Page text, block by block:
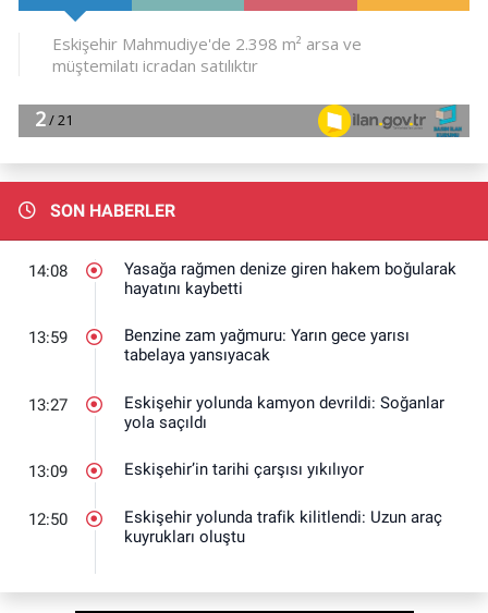
SON HABERLER
14:08
Yasağa rağmen denize giren hakem boğularak
hayatını kaybetti
13:59
Benzine zam yağmuru: Yarın gece yarısı
tabelaya yansıyacak
13:27
Eskişehir yolunda kamyon devrildi: Soğanlar
yola saçıldı
13:09 Eskişehir’in tarihi çarşısı yıkılıyor
12:50
Eskişehir yolunda trafik kilitlendi: Uzun araç
kuyrukları oluştu